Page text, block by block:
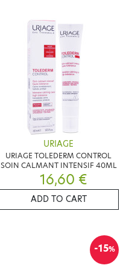
URIAGE
URIAGE TOLEDERM CONTROL
SOIN CALMANT INTENSIF 40ML
16,60 €
ADD TO CART
-15%